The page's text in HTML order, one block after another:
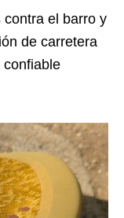
el barro y
de carretera
confiable